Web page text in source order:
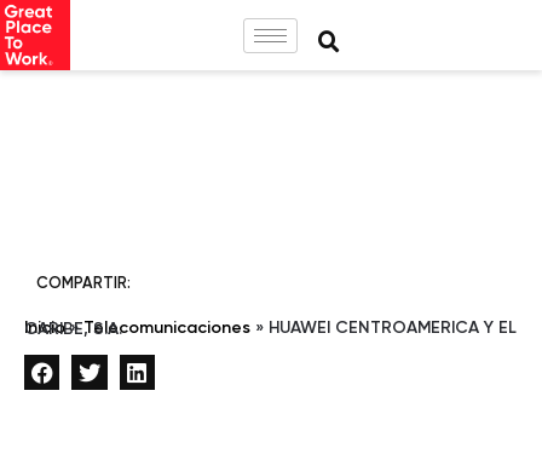
COMPARTIR:
Inicio»Telecomunicaciones »
HUAWEI CENTROAMERICA Y EL CARIBE, S.A.